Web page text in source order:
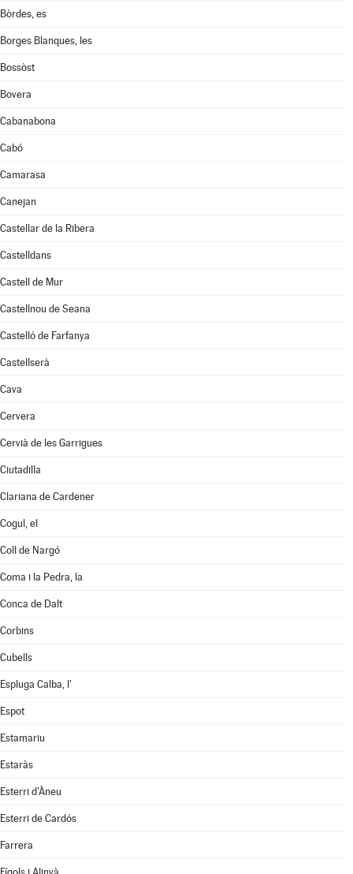
Bòrdes, es
Borges Blanques, les
Bossòst
Bovera
Cabanabona
Cabó
Camarasa
Canejan
Castellar de la Ribera
Castelldans
Castell de Mur
Castellnou de Seana
Castelló de Farfanya
Castellserà
Cava
Cervera
Cervià de les Garrigues
Ciutadilla
Clariana de Cardener
Cogul, el
Coll de Nargó
Coma i la Pedra, la
Conca de Dalt
Corbins
Cubells
Espluga Calba, l'
Espot
Estamariu
Estaràs
Esterri d'Àneu
Esterri de Cardós
Farrera